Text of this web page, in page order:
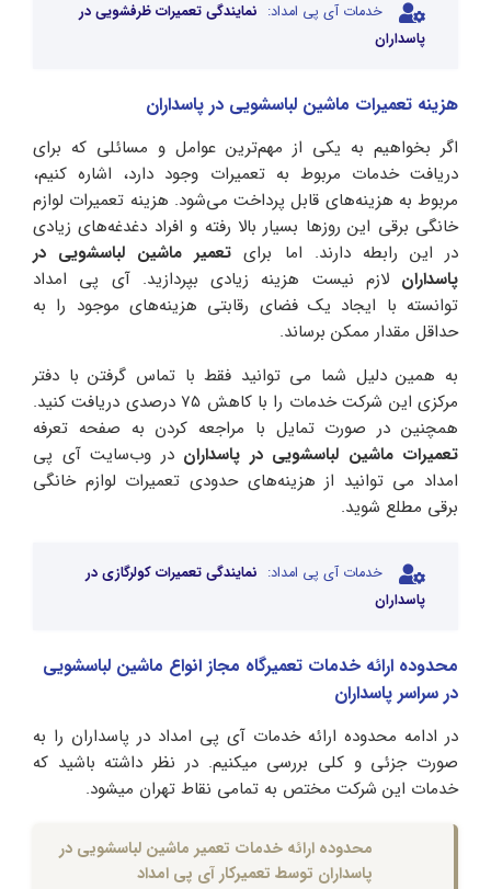
خدمات آی پی امداد: نمایندگی تعمیرات ظرفشویی در
پاسداران
هزینه تعمیرات ماشین لباسشویی در پاسداران
اگر‌ بخواهیم به یکی از مهم‌ترین عوامل و مسائلی که برای
دریافت خدمات مربوط به تعمیرات وجود دارد، اشاره کنیم،
مربوط به هزینه‌های قابل پرداخت می‌شود. هزینه تعمیرات لوازم
خانگی برقی این روزها بسیار بالا رفته و افراد دغدغه‌های زیادی
در این رابطه دارند. اما برای تعمیر ماشین لباسشویی در
پاسداران لازم نیست هزینه زیادی بپردازید. آی پی امداد
توانسته با ایجاد یک فضای رقابتی هزینه‌های موجود را به
حداقل مقدار ممکن برساند.
به همین دلیل شما می توانید فقط با تماس گرفتن با دفتر
مرکزی این شرکت خدمات را با کاهش ۷۵ درصدی دریافت کنید.
همچنین در صورت تمایل با مراجعه کردن به صفحه تعرفه
تعمیرات ماشین لباسشویی در پاسداران در وب‌سایت‌ آی پی
امداد ‌می توانید از هزینه‌های حدودی تعمیرات لوازم خانگی
برقی مطلع شوید.
خدمات آی پی امداد: نمایندگی تعمیرات کولرگازی در
پاسداران
محدوده ارائه خدمات تعمیرگاه مجاز انواع ماشین لباسشویی
در سراسر پاسداران
در ادامه محدوده ارائه خدمات آی پی امداد در پاسداران را به
صورت جزئی و کلی بررسی میکنیم. در نظر داشته باشید که
خدمات این شرکت مختص به تمامی نقاط تهران میشود.
محدوده ارائه خدمات تعمیر ماشین لباسشویی در
پاسداران توسط تعمیرکار آی پی امداد